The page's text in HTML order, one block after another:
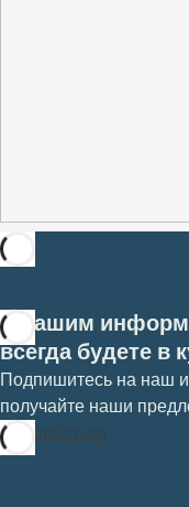
С нашим
всегда будете в
Подпишитесь на наш
получайте наши
Подписаться